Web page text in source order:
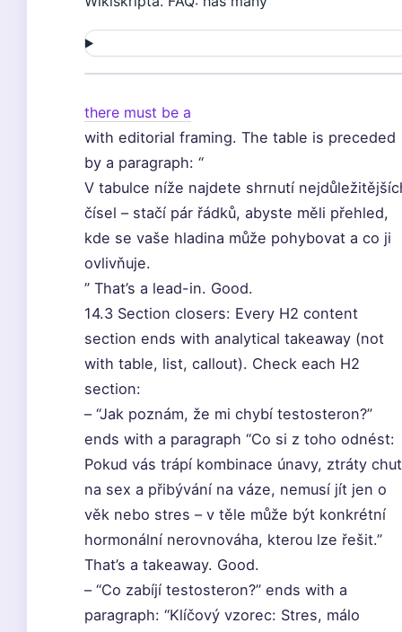
there must be a
with editorial framing. The table is preceded
by a paragraph: “
V tabulce níže najdete shrnutí
čísel – stačí pár řádků, abyste měli přehled,
kde se vaše hladina může pohybovat a co ji
ovlivňuje.
” That’s a lead-in. Good.
14.3 Section closers: Every H2 content
section ends with analytical takeaway (not
with table, list, callout). Check each H2
section:
– “Jak poznám, že mi chybí testosteron?”
ends with a paragraph “Co si z toho odnést:
Pokud vás trápí kombinace únavy, ztráty
na sex a přibývání na váze, nemusí jít jen o
věk nebo stres – v těle může být konkrétní
hormonální nerovnováha, kterou lze řešit.”
That’s a takeaway. Good.
– “Co zabíjí testosteron?” ends with a
paragraph: “Klíčový vzorec: Stres, málo